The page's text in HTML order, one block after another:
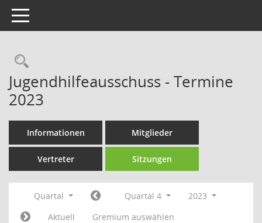
Toggle navigation
Rechercheauswahl
Jugendhilfeausschuss - Termine
2023
Informationen Mitglieder
Vertreter Sitzungen
Quartal Quartal 4
2023
Aktuell
Gremium auswählen